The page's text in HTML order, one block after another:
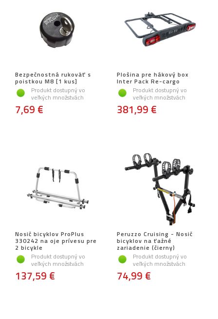
Bezpečnostná rukoväť s
poistkou M8 [1 kus]
Produkt dostupný vo
veľkých množstvách
7,69 €
Plošina pre hákový box
Inter Pack Re-cargo
Produkt dostupný vo
veľkých množstvách
381,99 €
Nosič bicyklov ProPlus
330242 na oje prívesu pre
2 bicykle
Produkt dostupný vo
veľkých množstvách
137,59 €
Peruzzo Cruising - Nosič
bicyklov na ťažné
zariadenie (čierny)
Produkt dostupný vo
veľkých množstvách
74,99 €